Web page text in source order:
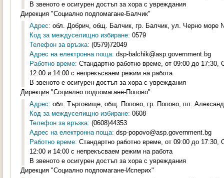
В звеното е осигурен достъп за хора с увреждания
Дирекция "Социално подпомагане-Балчик"
Адрес: обл. Добрич, общ. Балчик, гр. Балчик, ул. Черно море
Код за междуселищно избиране: 0579
Телефон за връзка: (0579)72049
Адрес на електронна поща: dsp-balchik@asp.government.bg
Работно време: Стандартно работно време, от 09:00 до
12:00 и 14:00 с непрекъсваем режим на работа
В звеното е осигурен достъп за хора с увреждания
Дирекция "Социално подпомагане-Попово"
Адрес: обл. Търговище, общ. Попово, гр. Попово, пл.
Код за междуселищно избиране: 0608
Телефон за връзка: (0608)44353
Адрес на електронна поща: dsp-popovo@asp.government.bg
Работно време: Стандартно работно време, от 09:00 до
12:00 и 14:00 с непрекъсваем режим на работа
В звеното е осигурен достъп за хора с увреждания
Дирекция "Социално подпомагане-Исперих"